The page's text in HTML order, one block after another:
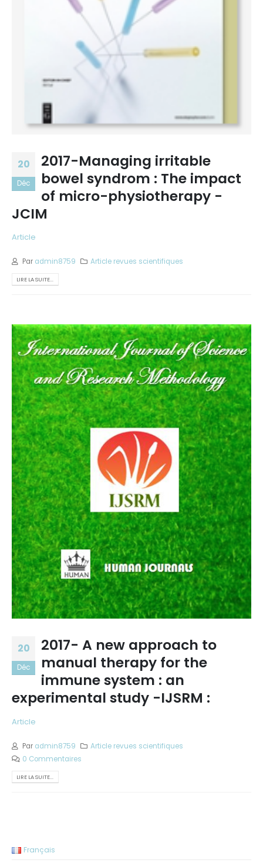
20
Déc
2017-Managing irritable
bowel syndrom : The impact
of micro-physiotherapy -
JCIM
Article
Par admin8759 Article revues scientifiques
LIRE LA SUITE...
20
Déc
2017- A new approach to
manual therapy for the
immune system : an
experimental study -IJSRM :
Article
Par admin8759
Article revues scientifiques
0 Commentaires
LIRE LA SUITE...
Français